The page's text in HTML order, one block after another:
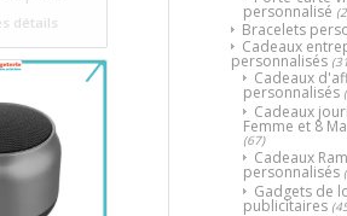
د.م.100.
د.م.95.
détails
personnalisé
Bracelets
Cadeaux
personnalisés
Cadeaux
personnalisés
Cadeaux
Femme et 8
(67)
Cadeaux
personnalisés
Gadgets de
publicitaires